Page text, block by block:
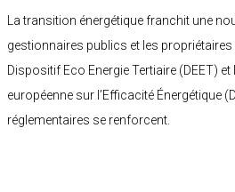
La transition énergétique franchit une
gestionnaires publics et les
Dispositif Eco Energie Tertiaire (DEET)
européenne sur l’Efficacité Énergétique
réglementaires se renforcent.